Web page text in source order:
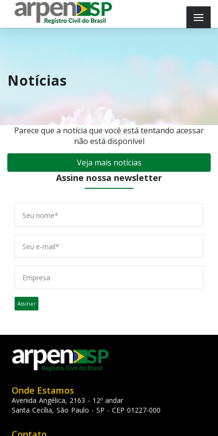
Notícias
Parece que a notícia que você está tentando acessar
não está disponível
Veja mais notícias
Assine nossa newsletter
Assinar
Onde Estamos
Avenida Angélica, 2163 - 12º andar
Santa Cecília, São Paulo - SP - CEP 01227-000